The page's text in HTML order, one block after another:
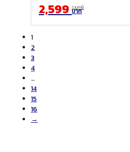
2,599 รวมภาษี
บาท
1
2
3
4
…
14
15
16
→